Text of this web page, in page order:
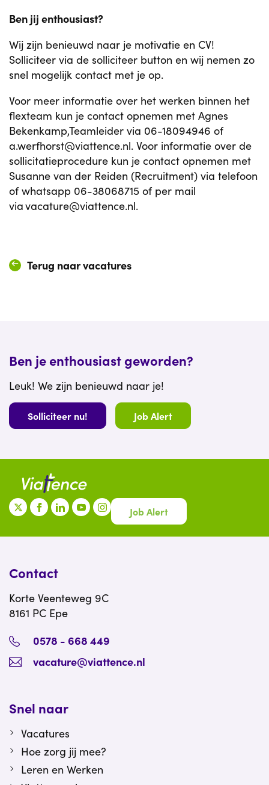
Ben jij enthousiast?
Wij zijn benieuwd naar je motivatie en CV!
Solliciteer via de solliciteer button en wij nemen zo
snel mogelijk contact met je op.
Voor meer informatie over het werken binnen het
flexteam kun je contact opnemen met Agnes
Bekenkamp,Teamleider via 06-18094946 of
a.werfhorst@viattence.nl. Voor informatie over de
sollicitatieprocedure kun je contact opnemen met
Susanne van der Reiden (Recruitment) via telefoon
of whatsapp 06-38068715 of per mail
via vacature@viattence.nl.
Terug naar vacatures
Ben je enthousiast geworden?
Leuk! We zijn benieuwd naar je!
Solliciteer nu! Job Alert
Job Alert
Contact
Korte Veenteweg 9C
8161 PC Epe
0578 - 668 449
vacature@viattence.nl
Snel naar
Vacatures
Hoe zorg jij mee?
Leren en Werken